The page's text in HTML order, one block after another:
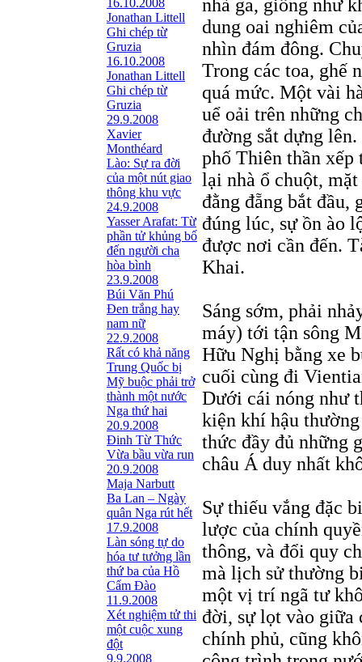
16.10.2008
Jonathan Littell
Ghi chép từ
Gruzia
16.10.2008
Jonathan Littell
Ghi chép từ
Gruzia
29.9.2008
Xavier
Monthéard
Lào: Sự ra đời
của một nút giao
thông khu vực
24.9.2008
Yasser Arafat: Từ
phần tử khủng bố
đến người cha
hòa bình
23.9.2008
Búi Văn Phú
Đen trắng hay
nam nữ
22.9.2008
Rất có khả năng
Trung Quốc bị
Mỹ buộc phải trở
thành một nước
Nga thứ hai
20.9.2008
Đinh Từ Thức
Vừa bầu vừa run
20.9.2008
Maja Narbutt
Ba Lan – Ngày
quân Nga rút hết
17.9.2008
Làn sóng tự do
hóa tư tưởng lần
thứ ba của Hồ
Cẩm Đào
11.9.2008
Xét nghiệm tử thi
một cuộc xung
đột
9.9.2008
nhà ga, giống như
dung oai nghiêm
nhìn đám đông.
Trong các toa, ghế
quá mức. Một vài
uể oải trên những
đường sắt dựng
phố Thiên thần xếp
lại nhà ổ chuột,
đằng đẵng bắt đầu,
đúng lúc, sự ồn ào
được nơi cần đến.
Khai.
Sáng sớm, phải
máy) tới tận sông
Hữu Nghị bằng xe
cuối cùng đi
Dưới cái nóng như
kiện khí hậu
thức đầy đủ những
châu Á duy nhất
Sự thiếu vắng đặc
lược của chính
thông, và đổi quy
mà lịch sử thường
một vị trí ngã tư
đời, sự lọt vào giữa
chính phủ, cũng